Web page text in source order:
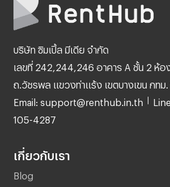
บริษัท ซิมเปิ้ล มีเดีย จำกัด
เลขที่ 242,244,246 อาคาร A ชั้น 2 ห้อ
ถ.วัชรพล แขวงท่าแร้ง เขตบางเขน กทม
Email: support@renthub.in.th
105-4287
เกี่ยวกับเรา
Blog